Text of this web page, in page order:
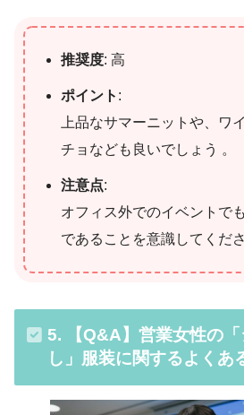
推奨度: 高
ポイント :
上品なサマーニットや、ワ
チョなども良いでしょう 。
注意点:
オフィス外でのイベントで
であることを意識してくださ
5. 【Q&A】営業女性の
し」服装に関するよくあ